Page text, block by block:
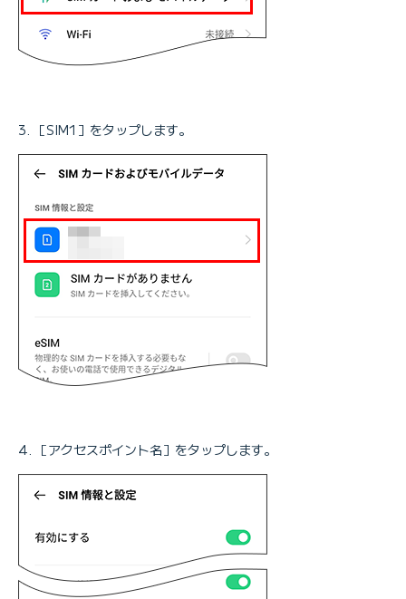
［SIM1］をタップします。
［アクセスポイント名］をタップします。